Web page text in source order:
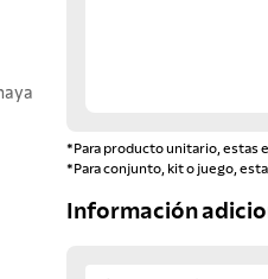
*Para producto unitario, estas
*Para conjunto, kit o juego,
Información